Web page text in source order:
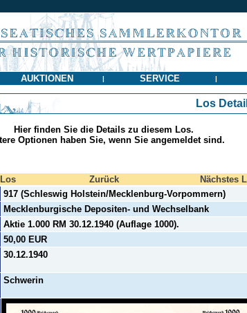
AUKTIONEN | SERVICE |
Los
Hier finden Sie die Details zu diesem Los.
Optionen haben Sie, wenn Sie angemeldet sind.
Zurück
Nächstes
917 (Schleswig Holstein/Mecklenburg-Vorpommern)
Mecklenburgische Depositen- und Wechselbank
Aktie 1.000 RM 30.12.1940 (Auflage 1000).
50,00 EUR
30.12.1940
Schwerin